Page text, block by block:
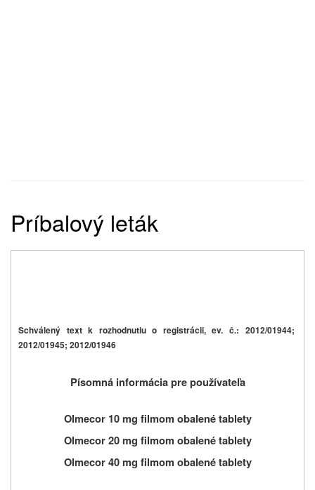
Príbalový leták
Schválený text k rozhodnutiu o registrácii, ev. č.: 2012/01944;
2012/01945; 2012/01946
Písomná informácia pre používateľa
Olmecor 10 mg filmom obalené tablety
Olmecor 20 mg filmom obalené tablety
Olmecor 40 mg filmom obalené tablety